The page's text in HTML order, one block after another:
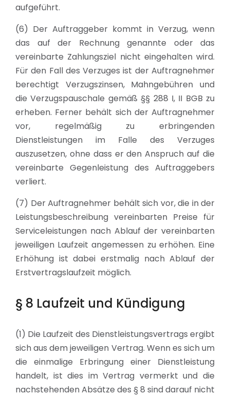
aufgeführt.
(6) Der Auftraggeber kommt in Verzug, wenn
das auf der Rechnung genannte oder das
vereinbarte Zahlungsziel nicht eingehalten wird.
Für den Fall des Verzuges ist der Auftragnehmer
berechtigt Verzugszinsen, Mahngebühren und
die Verzugspauschale gemäß §§ 288 I, II BGB zu
erheben. Ferner behält sich der Auftragnehmer
vor, regelmäßig zu erbringenden
Dienstleistungen im Falle des Verzuges
auszusetzen, ohne dass er den Anspruch auf die
vereinbarte Gegenleistung des Auftraggebers
verliert.
(7) Der Auftragnehmer behält sich vor, die in der
Leistungsbeschreibung vereinbarten Preise für
Serviceleistungen nach Ablauf der vereinbarten
jeweiligen Laufzeit angemessen zu erhöhen. Eine
Erhöhung ist dabei erstmalig nach Ablauf der
Erstvertragslaufzeit möglich.
§ 8 Laufzeit und Kündigung
(1) Die Laufzeit des Dienstleistungsvertrags ergibt
sich aus dem jeweiligen Vertrag. Wenn es sich um
die einmalige Erbringung einer Dienstleistung
handelt, ist dies im Vertrag vermerkt und die
nachstehenden Absätze des § 8 sind darauf nicht